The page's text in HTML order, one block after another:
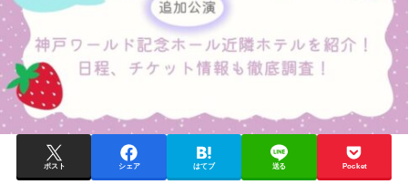
ポスト シェア はてブ 送る Pocket